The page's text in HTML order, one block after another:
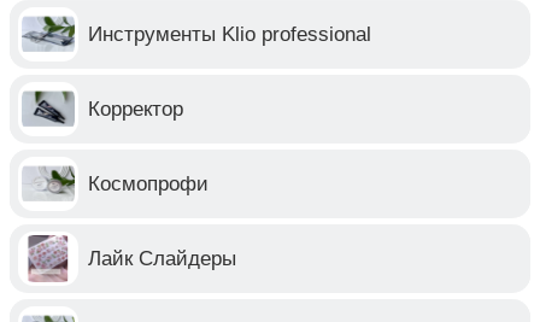
Инструменты Klio professional
Корректор
Космопрофи
Лайк Слайдеры